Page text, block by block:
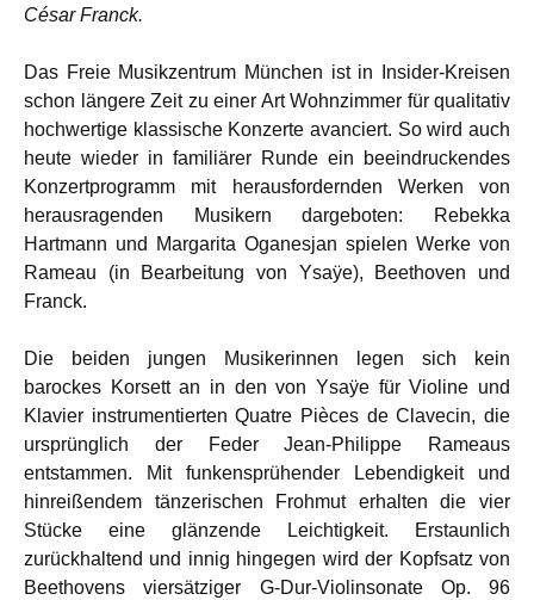
César Franck.
Das Freie Musikzentrum München ist in Insider-Kreisen
schon längere Zeit zu einer Art Wohnzimmer für qualitativ
hochwertige klassische Konzerte avanciert. So wird auch
heute wieder in familiärer Runde ein beeindruckendes
Konzertprogramm mit herausfordernden Werken von
herausragenden Musikern dargeboten: Rebekka
Hartmann und Margarita Oganesjan spielen Werke von
Rameau (in Bearbeitung von Ysaÿe), Beethoven und
Franck.
Die beiden jungen Musikerinnen legen sich kein
barockes Korsett an in den von Ysaÿe für Violine und
Klavier instrumentierten Quatre Pièces de Clavecin, die
ursprünglich der Feder Jean-Philippe Rameaus
entstammen. Mit funkensprühender Lebendigkeit und
hinreißendem tänzerischen Frohmut erhalten die vier
Stücke eine glänzende Leichtigkeit. Erstaunlich
zurückhaltend und innig hingegen wird der Kopfsatz von
Beethovens viersätziger G-Dur-Violinsonate Op. 96